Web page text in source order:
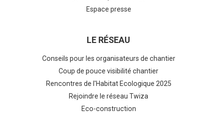
Espace presse
LE RÉSEAU
Conseils pour les organisateurs de chantier
Coup de pouce visibilité chantier
Rencontres de l'Habitat Ecologique 2025
Rejoindre le réseau Twiza
Eco-construction